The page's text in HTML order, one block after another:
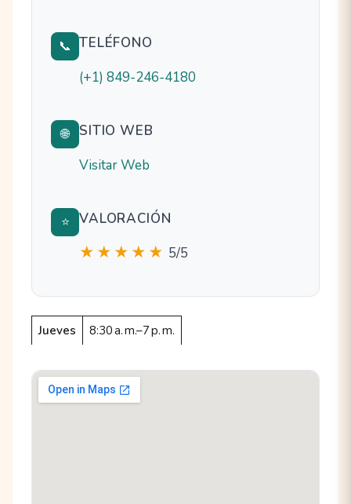
📞 TELÉFONO
(+1) 849-246-4180
🌐
SITIO WEB
Visitar Web
⭐ VALORACIÓN
★★★★★ 5/5
Jueves 8:30 a. m.–7 p. m.